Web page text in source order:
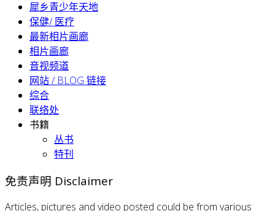
犀乡青少年天地
保健/ 医疗
最新相片画廊
相片画廊
音视频道
网站 / BLOG 链接
综合
联络处
书籍
丛书
特刊
免责声明 Disclaimer
Articles, pictures and video posted could be from various